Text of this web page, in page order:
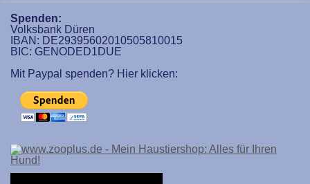
Spenden:
Volksbank Düren
IBAN: DE29395602010505810015
BIC: GENODED1DUE
Mit Paypal spenden? Hier klicken: